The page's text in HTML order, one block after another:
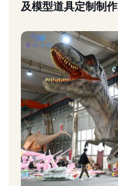
及模型道具定制制作